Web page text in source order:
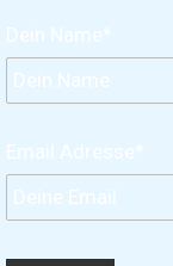
Dein Name*
Email Adresse*